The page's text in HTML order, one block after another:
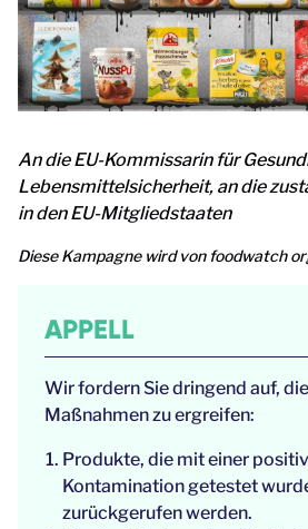
An die EU-Kommissarin für
Lebensmittelsicherheit, an die
in den EU-Mitgliedstaaten
Diese Kampagne wird von foodwatch
APPELL
Wir fordern Sie dringend auf,
Maßnahmen zu ergreifen:
Produkte, die mit einer
Kontamination getestet
zurückgerufen werden.